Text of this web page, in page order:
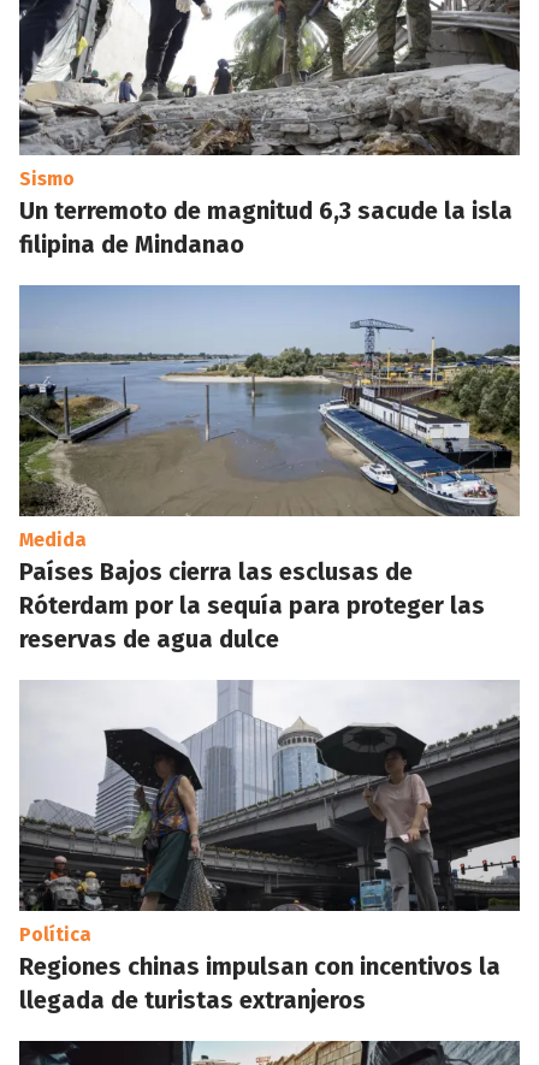
Sismo
Un terremoto de magnitud 6,3 sacude la isla
filipina de Mindanao
Medida
Países Bajos cierra las esclusas de
Róterdam por la sequía para proteger las
reservas de agua dulce
Política
Regiones chinas impulsan con incentivos la
llegada de turistas extranjeros